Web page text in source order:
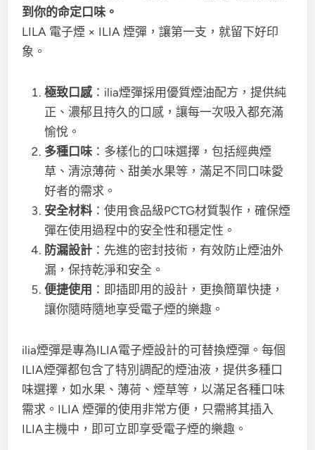
到你的命定口味。
LILA 電子煙 × ILIA 煙彈，讓第一支，就留下好印
象。
極致口感：ilia煙彈採用優質煙油配方，提供純
正、濃郁且持久的口感，讓每一次吸入都充滿
愉悅。
多種口味 ：多樣化的口味選擇，包括經典煙
草、清涼薄荷、甜美水果等，滿足不同口味愛
好者的需求。
安全材料 ：使用食品級PCTG材質製作，確保煙
彈在使用過程中的安全性和穩定性。
防漏設計 ：先進的密封技術，有效防止煙油外
漏，保持乾淨和安全。
便捷使用 ：即插即用的設計，更換簡單快捷，
讓你隨時隨地享受電子煙的樂趣。
ilia煙彈是專為ILIA電子煙設計的可替換煙彈。每個
ILIA煙彈都包含了特別調配的煙油液，提供多種口
味選擇，如水果、薄荷、煙草等，以滿足各種口味
需求。ILIA 煙彈的使用非常方便，只需將其插入
ILIA主機中，即可立即享受電子煙的樂趣。